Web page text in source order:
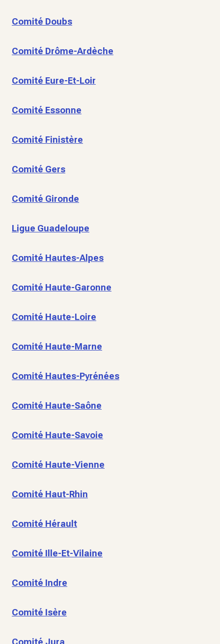
Comité Doubs
Comité Drôme-Ardèche
Comité Eure-Et-Loir
Comité Essonne
Comité Finistère
Comité Gers
Comité Gironde
Ligue Guadeloupe
Comité Hautes-Alpes
Comité Haute-Garonne
Comité Haute-Loire
Comité Haute-Marne
Comité Hautes-Pyrénées
Comité Haute-Saône
Comité Haute-Savoie
Comité Haute-Vienne
Comité Haut-Rhin
Comité Hérault
Comité Ille-Et-Vilaine
Comité Indre
Comité Isère
Comité Jura